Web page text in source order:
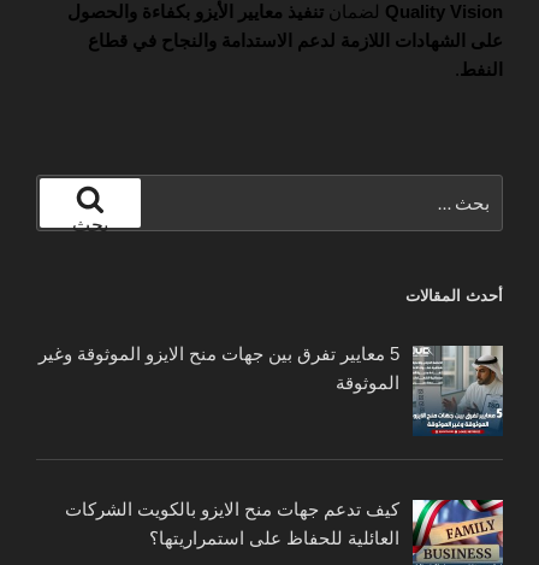
Quality Vision لضمان تنفيذ معايير الأيزو بكفاءة والحصول
على الشهادات اللازمة لدعم الاستدامة والنجاح في قطاع
النفط.
عن:
بحث
أحدث المقالات
5 معايير تفرق بين جهات منح الايزو الموثوقة وغير
الموثوقة
كيف تدعم جهات منح الايزو بالكويت الشركات
العائلية للحفاظ على استمراريتها؟